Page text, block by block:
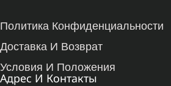
Политика Конфиденциальности
Доставка И Возврат
Условия И Положения
Адрес И Контакты